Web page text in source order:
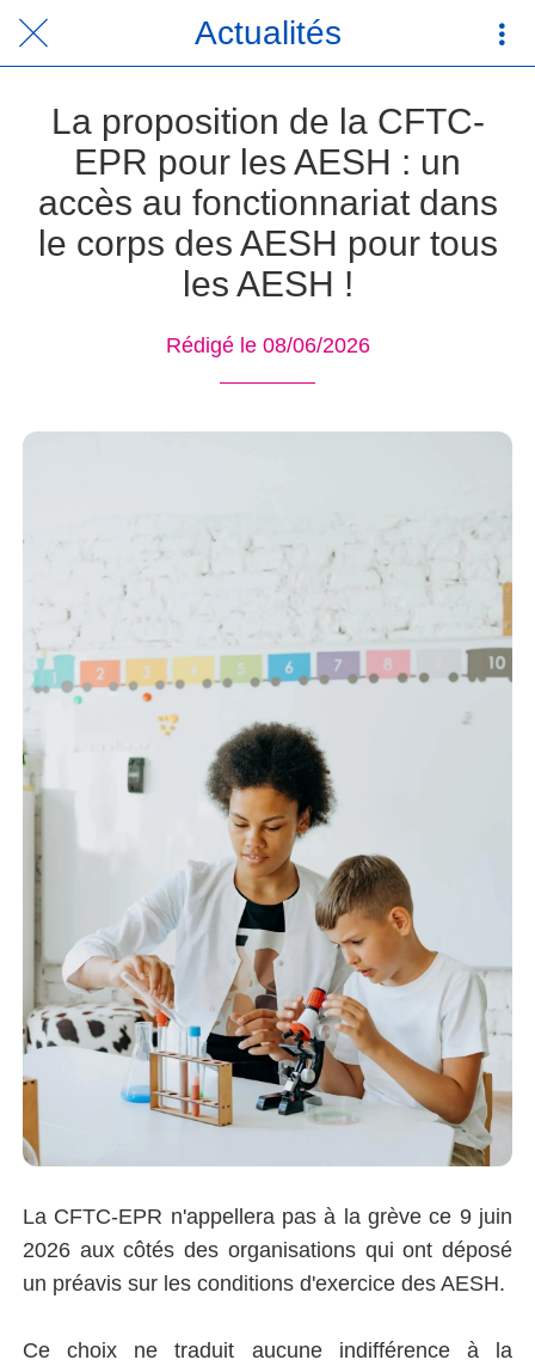
Actualités
La proposition de la CFTC-
EPR pour les AESH : un
accès au fonctionnariat dans
le corps des AESH pour tous
les AESH !
Rédigé le 08/06/2026
La CFTC-EPR n'appellera pas à la grève ce 9 juin
2026 aux côtés des organisations qui ont déposé
un préavis sur les conditions d'exercice des AESH.
Ce choix ne traduit aucune indifférence à la